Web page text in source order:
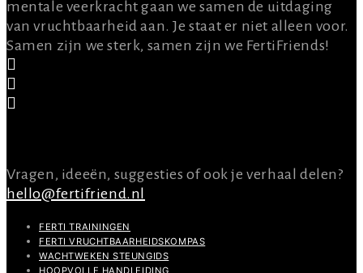
mentale veerkracht gaan we samen de uitdaging
van vruchtbaarheid aan. Je staat er niet alleen voor.
Samen zijn we sterk, samen zijn we FertiFriends!
Vragen, ideeën, suggesties of ook je verhaal delen?
hello@fertifriend.nl
FERTI TRAININGEN
FERTI VRUCHTBAARHEIDSKOMPAS
WACHTWEKEN STEUNGIDS